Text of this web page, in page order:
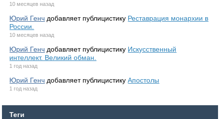
10 месяцев назад
Юрий Генч добавляет публицистику Реставрация монархии в
России.
10 месяцев назад
Юрий Генч добавляет публицистику Искусственный
интеллект. Великий обман.
1 год назад
Юрий Генч добавляет публицистикуАпостолы
1 год назад
Теги